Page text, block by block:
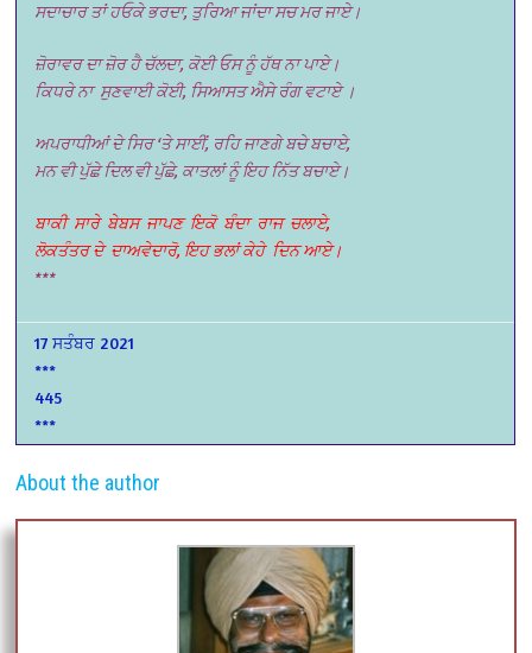
ਸਦਾਚਾਰ ਤਾਂ ਹਓਕੇ ਭਰਦਾ, ਤੁਰਿਆ ਜਾਂਦਾ ਸਚ ਮਰ ਜਾਏ।
ਜ਼ੋਰਾਵਰ ਦਾ ਜ਼ੋਰ ਹੈ ਚੱਲਦਾ, ਕੋਈ ਓਸ ਨੂੰ ਹੱਥ ਨਾ ਪਾਏ।
ਕਿਧਰੇ ਨਾ ਸੁਣਵਾਈ ਕੋਈ, ਸਿਆਸਤ ਐਸੇ ਰੰਗ ਵਟਾਏ ।
ਅਪਰਾਧੀਆਂ ਦੇ ਸਿਰ ‘ਤੇ ਸਾਈਂ, ਰਹਿ ਜਾਣਗੇ ਬਚੇ ਬਚਾਏ,
ਮਨ ਵੀ ਪੁੱਛੇ ਦਿਲ ਵੀ ਪੁੱਛੇ, ਕਾਤਲਾਂ ਨੂੰ ਇਹ ਨਿੱਤ ਬਚਾਏ।
ਬਾਕੀ ਸਾਰੇ ਬੇਬਸ ਜਾਪਣ ਇਕੋ ਬੰਦਾ ਰਾਜ ਚਲਾਏ,
ਲੋਕਤੰਤਰ ਦੇ ਦਾਅਵੇਦਾਰੋ, ਇਹ ਭਲਾਂ ਕੇਹੇ ਦਿਨ ਆਏ।
***
17 ਸਤੰਬਰ 2021
***
445
***
About the author